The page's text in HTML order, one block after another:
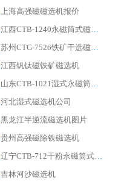
上海高强磁磁选机报价
江西CTB-1240永磁筒式磁选机厂家
苏州CTG-7526铁矿干选磁选机
江西钒钛磁铁矿磁选机
山东CTB-1021湿式永磁筒式磁选机
河北湿式磁选机公司
黑龙江半逆流磁选机图片
贵州高强磁除铁磁选机
辽宁CTB-712干粉永磁筒式磁选机
吉林河沙磁选机